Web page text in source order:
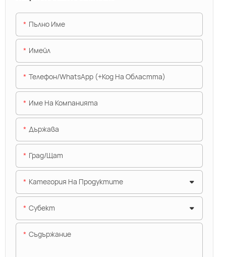
Пълно Име
Имейл
Телефон/WhatsApp (+Код На Областта)
Име На Компанията
Държава
Град/щат
Категория На Продуктите
Субект
Съдържание